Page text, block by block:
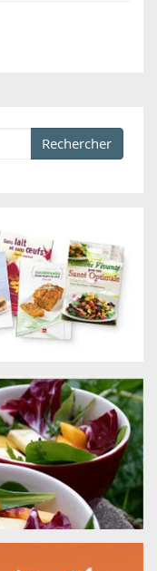
Rechercher